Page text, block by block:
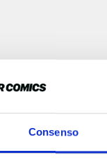
Consenso